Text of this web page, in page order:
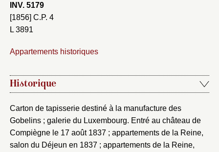
INV. 5179
[1856] C.P. 4
L 3891
Appartements historiques
Historique
Carton de tapisserie destiné à la manufacture des
Gobelins ; galerie du Luxembourg. Entré au château de
Compiègne le 17 août 1837 ; appartements de la Reine,
salon du Déjeun en 1837 ; appartements de la Reine,